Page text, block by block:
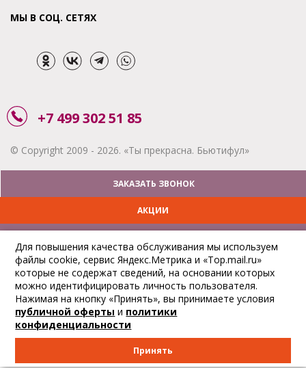
МЫ В СОЦ. СЕТЯХ
+7 499 302 51 85
© Copyright 2009 - 2026. «Ты прекрасна. Бьютифул»
ЗАКАЗАТЬ ЗВОНОК
АКЦИИ
ОПЛАТА
ОТСЛЕДИТЬ ЗАКАЗ
Для повышения качества обслуживания мы используем
файлы cookie, сервис Яндекс.Метрика и «Top.mail.ru»
которые не содержат сведений, на основании которых
можно идентифицировать личность пользователя.
Нажимая на кнопку «Принять», вы принимаете условия
публичной оферты и политики
конфиденциальности
Принять